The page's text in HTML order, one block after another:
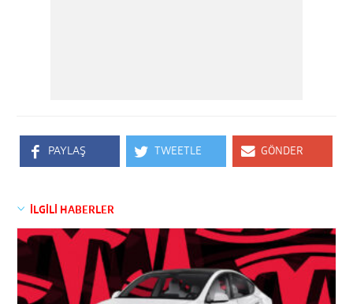
PAYLAŞ TWEETLE GÖNDER
İLGİLİ HABERLER